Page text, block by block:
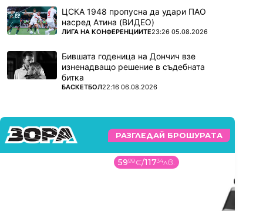
ЦСКА 1948 пропусна да удари ПАО
насред Атина (ВИДЕО)
ПОВЕЧЕ ОТ
ЛИГА НА КОНФЕРЕНЦИИТЕ23:26 05.08.2026
Бившата годеница на Дончич взе
изненадващо решение в съдебната
битка
ПОВЕЧЕ ОТ
БАСКЕТБОЛ22:16 06.08.2026
РАЗГЛЕДАЙ БРОШУРАТА
5999€/11734лв.